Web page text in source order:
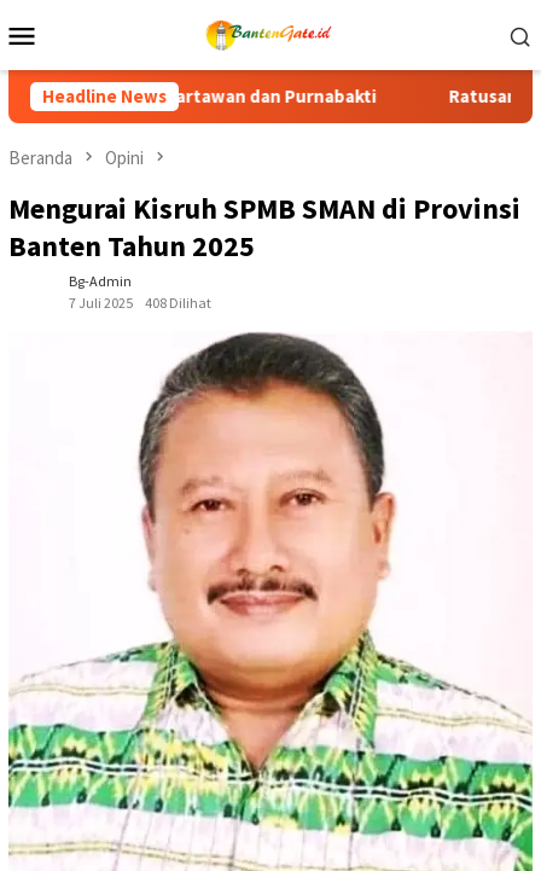
ke
Mobile
Headline News
dan Purnabakti Ratusan Purna Bhakti dan Warga Siap
Beranda Opini
Mengurai Kisruh SPMB SMAN di Provinsi
Banten Tahun 2025
Bg-Admin
7 Juli 2025
408 Dilihat